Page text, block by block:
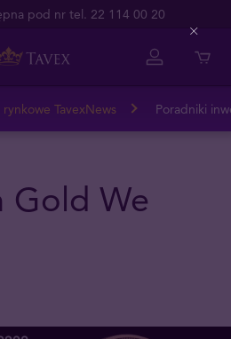
pod nr tel. 22 114 00 20
TavexNews Poradniki
Gold We
Close